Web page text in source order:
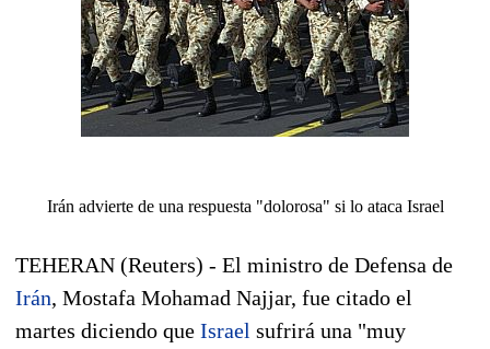
Irán advierte de una respuesta "dolorosa" si lo ataca Israel
TEHERAN (Reuters) - El ministro de Defensa de
Irán, Mostafa Mohamad Najjar, fue citado el
martes diciendo que Israel sufrirá una "muy